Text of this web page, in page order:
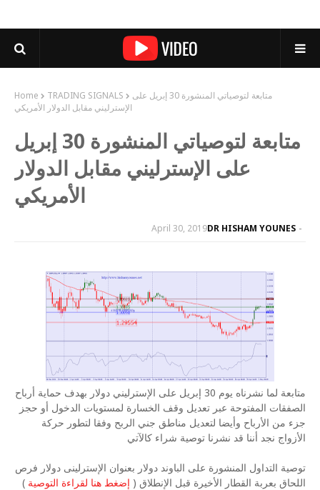
Home TRADING SIGNALS
متابعة لتوصياتي المنشورة 30 إبريل على
الإسترليني مقابل الدولار الأمريكي
متابعة لتوصياتي المنشورة 30 إبريل
على الإسترليني مقابل الدولار
الأمريكي
DR HISHAM YOUNES
April 30, 2019
متابعة لما نشرناه يوم 30 إبريل على الإسترليني دولار بهدف حماية أرباح
الصفقات المفتوحة عبر تعديل وقف الخسارة لمستويات الدخول أو حجز
جزء من الأرباح وأيضا لتعديل مناطق جني الربح وفقا لتطور حركة
الأزواج نجد أننا قد نشرنا توصية شراء كالآتي
توصية التداول المنشورة على الباوند دولار بعنوان الإسترلينى دولار فرص
اللحاق بعربة القطار الأخيرة قبل الإنطلاق ( إضغط هنا لقراءة التوصية )